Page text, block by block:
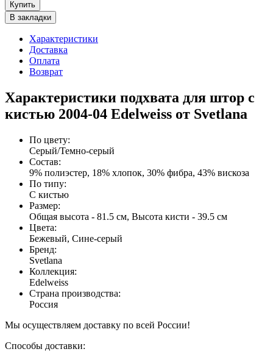
Купить
В закладки
Характеристики
Доставка
Оплата
Возврат
Характеристики подхвата для штор с
кистью 2004-04 Edelweiss от Svetlana
По цвету:
Серый/Темно-серый
Состав:
9% полиэстер, 18% хлопок, 30% фибра, 43% вискоза
По типу:
С кистью
Размер:
Общая высота - 81.5 см, Высота кисти - 39.5 см
Цвета:
Бежевый, Сине-серый
Бренд:
Svetlana
Коллекция:
Edelweiss
Страна производства:
Россия
Мы осуществляем доставку по всей России!
Способы доставки: